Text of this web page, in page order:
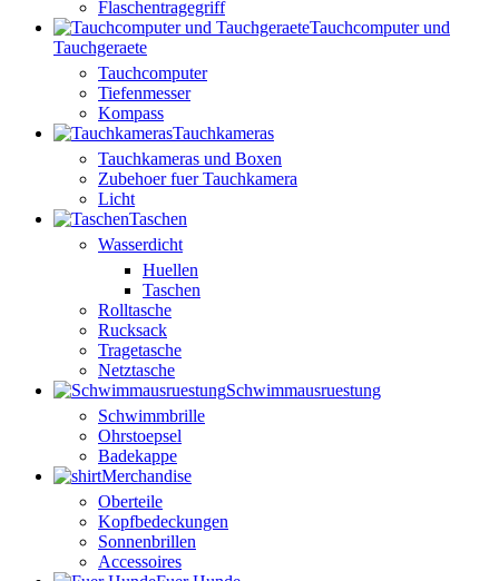
Flaschentragegriff
Tauchcomputer und
Tauchgeraete
Tauchcomputer
Tiefenmesser
Kompass
Tauchkameras
Tauchkameras und Boxen
Zubehoer fuer Tauchkamera
Licht
Taschen
Wasserdicht
Huellen
Taschen
Rolltasche
Rucksack
Tragetasche
Netztasche
Schwimmausruestung
Schwimmbrille
Ohrstoepsel
Badekappe
Merchandise
Oberteile
Kopfbedeckungen
Sonnenbrillen
Accessoires